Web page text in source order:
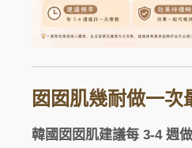
囡囡肌幾耐做一次
韓國囡囡肌建議每 3-4 週